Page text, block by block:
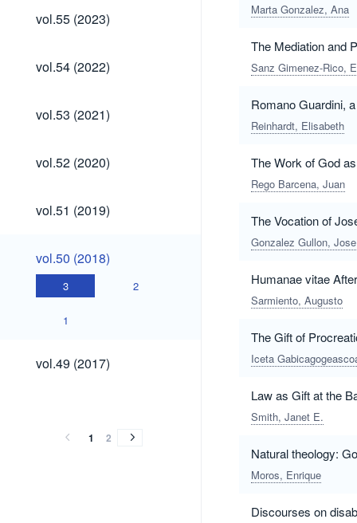
vol.55
(2023)
vol.55 (2023)
vol.54
(2022)
vol.54 (2022)
vol.53
(2021)
vol.53 (2021)
vol.52
(2020)
vol.52 (2020)
vol.51
(2019)
vol.51 (2019)
vol.50
(2018)
vol.50 (2018)
3 2
1
vol.49
(2017)
vol.49 (2017)
1 2
Marta Gonzalez, Ana
The Mediation and
Sanz Gimenez-Rico,
Romano Guardini,
Reinhardt, Elisabeth
The Work of God
Rego Barcena, Juan
The Vocation of
Gonzalez Gullon,
Humanae vitae
Sarmiento, Augusto
The Gift of
Iceta
Law as Gift at the
Smith, Janet E.
Natural theology:
Moros, Enrique
Discourses on